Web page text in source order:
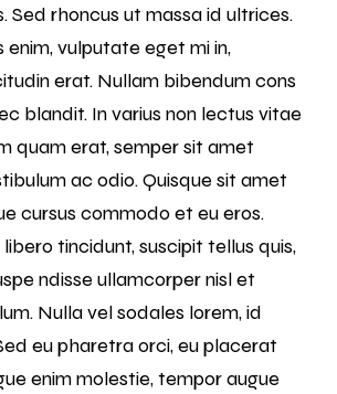
Sed rhoncus ut massa id ultrices.
enim, vulputate eget mi in,
erat. Nullam bibendum cons
blandit. In varius non lectus vitae
quam erat, semper sit amet
ac odio. Quisque sit amet
cursus commodo et eu eros.
tincidunt, suscipit tellus quis,
ndisse ullamcorper nisl et
Nulla vel sodales lorem, id
eu pharetra orci, eu placerat
enim molestie, tempor augue